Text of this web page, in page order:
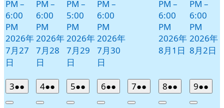
PM –
6:00
PM
2026年
7月27
日
PM –
6:00
PM
2026年
7月28
日
PM –
5:00
PM
2026年
7月29
日
PM –
6:00
PM
2026年
7月30
日
PM –
6:00
PM
2026年
8月1日
PM –
6:00
PM
2026年
8月2日
32026
年
●●
件
42026
年
●●
件
52026
年
●●
件
62026
年
●●
件
72026
年
●●
件
82026
年
●●
件
92026
年
●●
件